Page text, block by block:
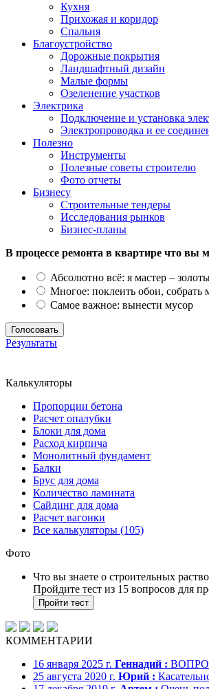
Кухня
Прихожая и коридор
Спальня
Благоустройство
Дорожные покрытия
Ландшафтный дизайн
Малые формы
Озеленение участков
Электрика
Подключение и установка
Электропроводка и ее
Полезно
Инструменты
Полезные советы строителю
Фото отчеты
Бизнесу
Строительные тендеры
Исследования рынков
Бизнес-планы
В процессе ремонта в квартире что вы
Абсолютно всё: я мастер –
Многое: поклеить обои, собрать
Самое важное: вынести мусор
Результаты
Калькуляторы
Пропорции бетона
Расчет опалубки
Блоки для дома
Расход кирпича
Монолитный фундамент
Балки
Брус для дома
Количество ламината
Сайдинг для дома
Расчет вагонки
Все калькуляторы (105)
Фото
Что вы знаете о строительных
Пройдите тест из 15 вопросов для
Пройти тест
КОММЕНТАРИИ
16 января 2025 г. Геннадий : ВОПРОС
25 августа 2020 г. Юрий :